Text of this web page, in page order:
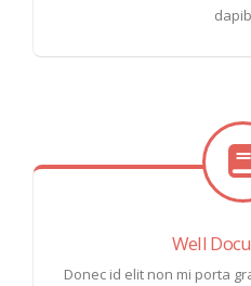
Well
Donec id elit non mi porta